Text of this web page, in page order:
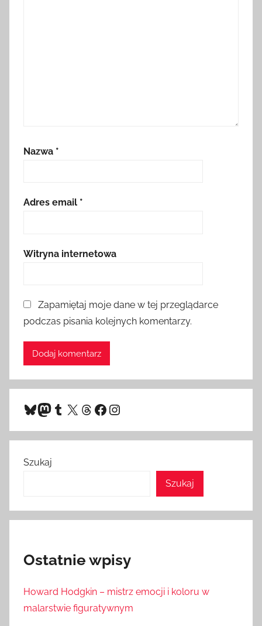
Nazwa *
Adres email *
Witryna internetowa
Zapamiętaj moje dane w tej przeglądarce
podczas pisania kolejnych komentarzy.
Bluesky
Mastodon
Tumblr
X Threads
Facebook
Instagram
Szukaj
Szukaj
Ostatnie wpisy
Howard Hodgkin – mistrz emocji i koloru w
malarstwie figuratywnym